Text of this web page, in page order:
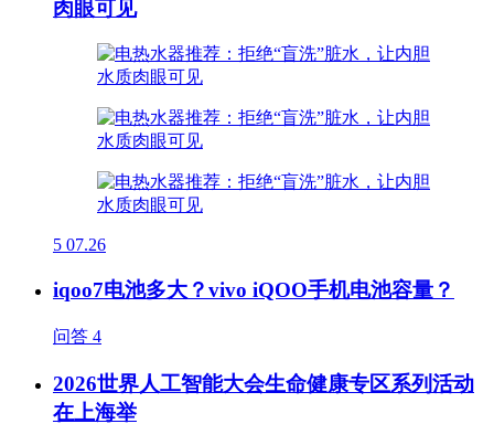
肉眼可见
5 07.26
iqoo7电池多大？vivo iQOO手机电池容量？
问答 4
2026世界人工智能大会生命健康专区系列活动
在上海举